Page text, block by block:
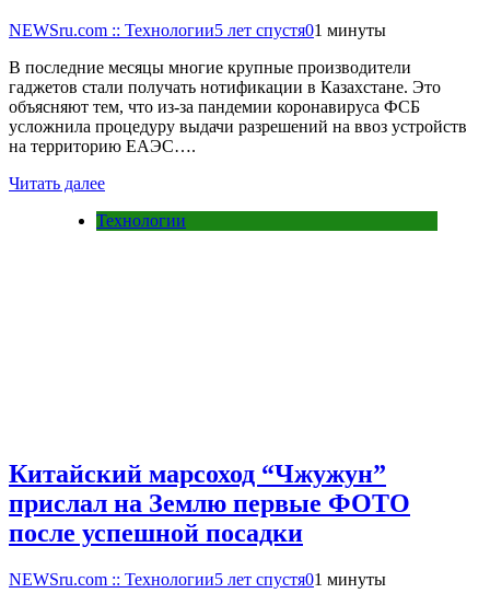
NEWSru.com :: Технологии5 лет спустя01 минуты
В последние месяцы многие крупные производители
гаджетов стали получать нотификации в Казахстане. Это
объясняют тем, что из-за пандемии коронавируса ФСБ
усложнила процедуру выдачи разрешений на ввоз устройств
на территорию ЕАЭС….
Читать далее
Технологии
Китайский марсоход “Чжужун”
прислал на Землю первые ФОТО
после успешной посадки
NEWSru.com :: Технологии5 лет спустя01 минуты